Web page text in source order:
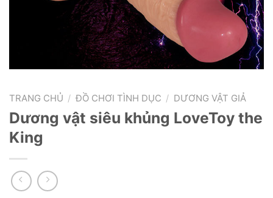
TRANG CHỦ / ĐỒ CHƠI TÌNH DỤC / DƯƠNG VẬT GIẢ
Dương vật siêu khủng LoveToy the
King